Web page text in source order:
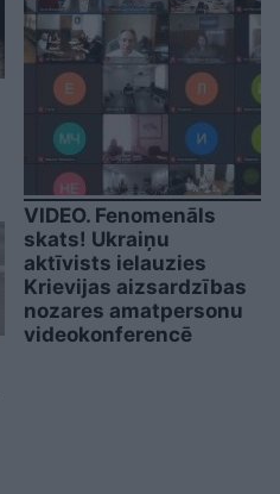
VIDEO. Fenomenāls
skats! Ukraiņu
aktīvists ielauzies
Krievijas aizsardzības
nozares amatpersonu
videokonferencē